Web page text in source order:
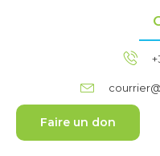
Faire un don